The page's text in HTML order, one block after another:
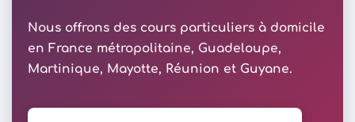
Nous offrons des cours particuliers à domicile
en France métropolitaine, Guadeloupe,
Martinique, Mayotte, Réunion et Guyane.